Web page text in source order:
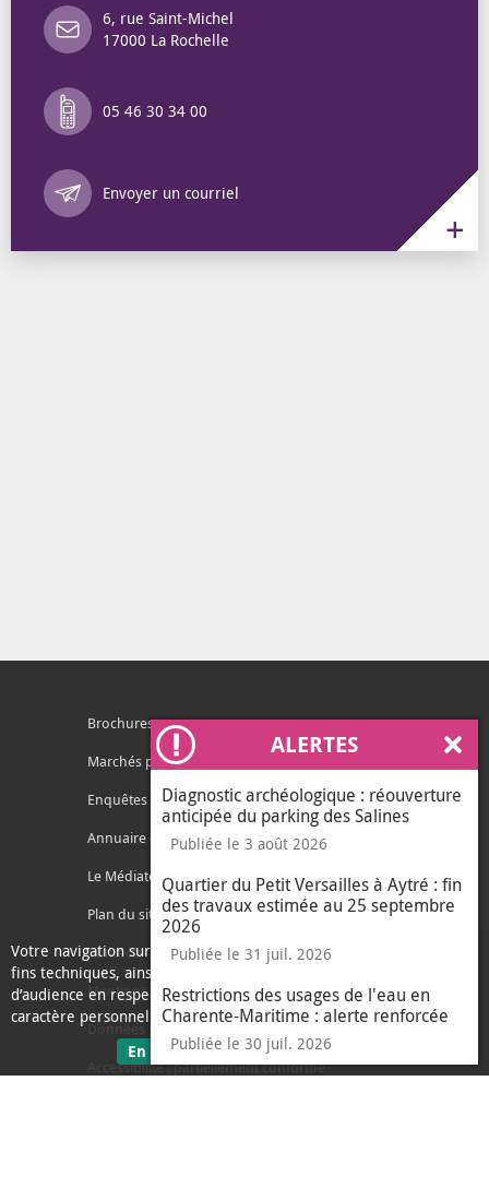
Votre navigation sur ce site nécessite l’usage de cookies pour des
fins techniques, ainsi que des cookies anonymisés de mesure
d’audience en respect de la législation relative aux données à
caractère personnel.
En savoir plussur les données personnelles
J'ai compris
le message
ALERTES
Diagnostic archéologique : réouverture
anticipée du parking des Salines
Publiée le 3 août 2026
Quartier du Petit Versailles à Aytré : fin
des travaux estimée au 25 septembre
2026
Publiée le 31 juil. 2026
Restrictions des usages de l'eau en
Charente-Maritime : alerte renforcée
Publiée le 30 juil. 2026
6, rue Saint-Michel
17000 La Rochelle
05 46 30 34 00
Envoyer un courriel
Annuaire
Brochures
Marchés publics
Enquêtes publiques
Annuaire des services
Le Médiateur de l'Agglo
Plan du site
Contacter l'agglo
Mentions légales
Accessibilité : partiellement conforme